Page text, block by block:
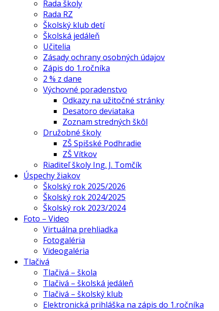
Rada školy
Rada RZ
Školský klub detí
Školská jedáleň
Učitelia
Zásady ochrany osobných údajov
Zápis do 1.ročníka
2 % z dane
Výchovné poradenstvo
Odkazy na užitočné stránky
Desatoro deviataka
Zoznam stredných škôl
Družobné školy
ZŠ Spišské Podhradie
ZŠ Vítkov
Riaditeľ školy Ing. J. Tomčík
Úspechy žiakov
Školský rok 2025/2026
Školský rok 2024/2025
Školský rok 2023/2024
Foto – Video
Virtuálna prehliadka
Fotogaléria
Videogaléria
Tlačivá
Tlačivá – škola
Tlačivá – školská jedáleň
Tlačivá – školský klub
Elektronická prihláška na zápis do 1.ročníka